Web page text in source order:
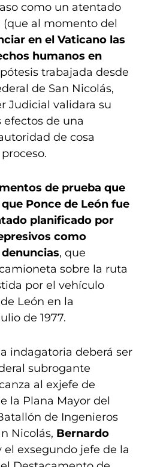
como un atentado
(que al momento del
en el Vaticano las
humanos en
trabajada desde
de San Nicolás,
Judicial validara su
efectos de una
de cosa
de prueba que
Ponce de León fue
planificado por
como
, que
sobre la ruta
por el vehículo
León en la
de 1977.
indagatoria deberá ser
subrogante
al exjefe de
la Plana Mayor del
de Ingenieros
Nicolás, Bernardo
el exsegundo jefe de la